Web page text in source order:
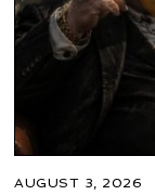
AUGUST 3, 2026